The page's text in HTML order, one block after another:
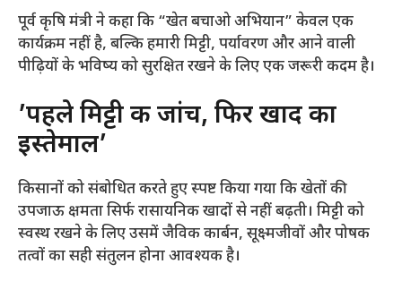
​पूर्व कृषि मंत्री ने कहा कि “खेत बचाओ अभियान” केवल एक
कार्यक्रम नहीं है, बल्कि हमारी मिट्टी, पर्यावरण और आने वाली
पीढ़ियों के भविष्य को सुरक्षित रखने के लिए एक जरूरी कदम है।
​’पहले मिट्टी की जांच, फिर खाद का
इस्तेमाल’
​किसानों को संबोधित करते हुए स्पष्ट किया गया कि खेतों की
उपजाऊ क्षमता सिर्फ रासायनिक खादों से नहीं बढ़ती। मिट्टी को
स्वस्थ रखने के लिए उसमें जैविक कार्बन, सूक्ष्मजीवों और पोषक
तत्वों का सही संतुलन होना आवश्यक है।